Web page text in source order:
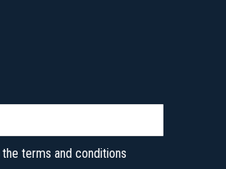
terms and conditions